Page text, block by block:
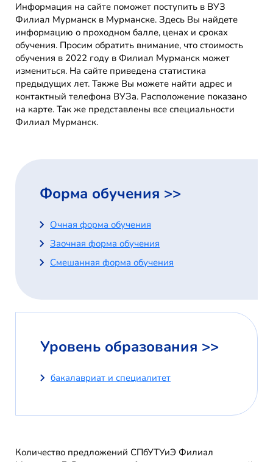
Информация на сайте поможет поступить в ВУЗ
Филиал Мурманск в Мурманске. Здесь Вы найдете
информацию о проходном балле, ценах и сроках
обучения. Просим обратить внимание, что стоимость
обучения в 2022 году в Филиал Мурманск может
измениться. На сайте приведена статистика
предыдущих лет. Также Вы можете найти адрес и
контактный телефона ВУЗа. Расположение показано
на карте. Так же представлены все специальности
Филиал Мурманск.
Форма обучения >>
Очная форма обучения
Заочная форма обучения
Смешанная форма обучения
Уровень образования >>
бакалавриат и специалитет
Количество предложений СПбУТУиЭ Филиал